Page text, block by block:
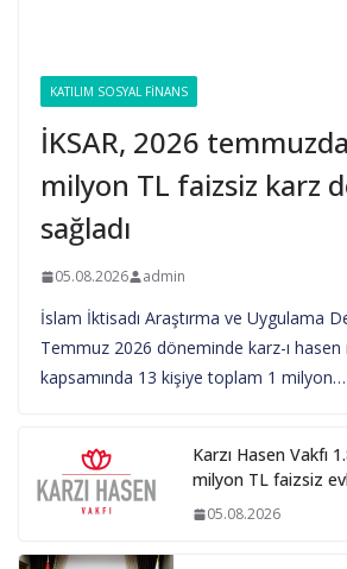
KATILIM SOSYAL FINANS
İKSAR, 2026
milyon TL faizsiz karz
sağladı
05.08.2026 admin
İslam İktisadı Araştırma ve Uygulama
Temmuz 2026 döneminde karz-ı hasen
kapsamında 13 kişiye toplam 1 milyon…
Karzı Hasen Vakfı
milyon TL faizsiz
05.08.2026